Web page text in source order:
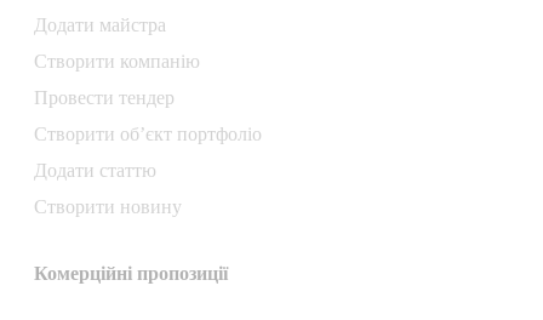
Додати майстра
Створити компанiю
Провести тендер
Створити об’єкт портфоліо
Додати статтю
Створити новину
Комерційні пропозиції